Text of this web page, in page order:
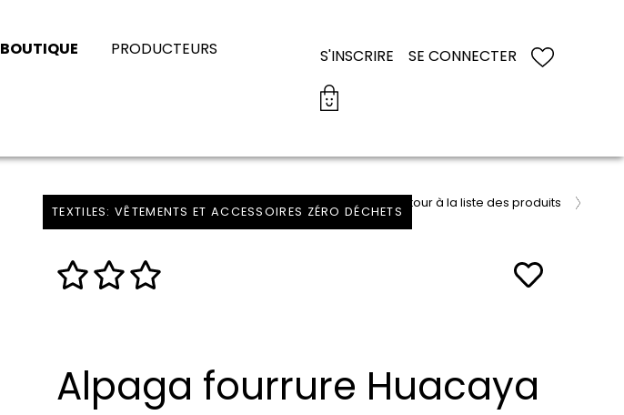
BOUTIQUE PRODUCTEURS S'INSCRIRE SE CONNECTER
TEXTILES: VÊTEMENTS ET ACCESSOIRES ZÉRO DÉCHETS
retour à la liste des produits
Alpaga fourrure Huacaya